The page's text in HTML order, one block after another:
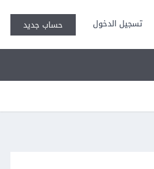
تسجيل الدخول حساب جديد